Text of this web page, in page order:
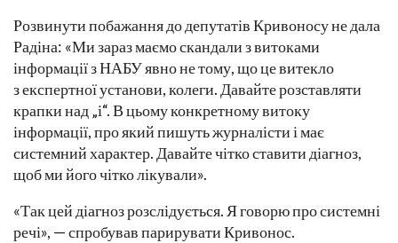
Розвинути побажання до депутатів Кривоносу не дала
Радіна: «Ми зараз маємо скандали з витоками
інформації з НАБУ явно не тому, що це витекло
з експертної установи, колеги. Давайте розставляти
крапки над „і“. В цьому конкретному витоку
інформації, про який пишуть журналісти і має
системний характер. Давайте чітко ставити діагноз,
щоб ми його чітко лікували».
«Так цей діагноз розслідується. Я говорю про системні
речі», — спробував парирувати Кривонос.